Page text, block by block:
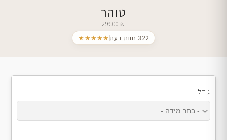
טוהר
299.00 ₪
★★★★★
322 חוות דעת
גודל